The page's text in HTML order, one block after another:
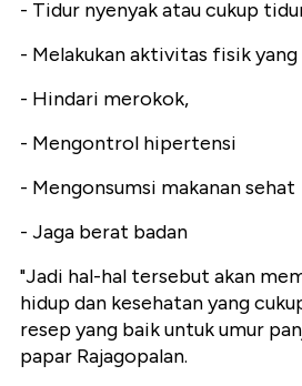
- Tidur nyenyak atau cukup
- Melakukan aktivitas fisik yang
- Hindari merokok,
- Mengontrol hipertensi
- Mengonsumsi makanan sehat
- Jaga berat badan
"Jadi hal-hal tersebut akan
hidup dan kesehatan yang
resep yang baik untuk umur
papar Rajagopalan.